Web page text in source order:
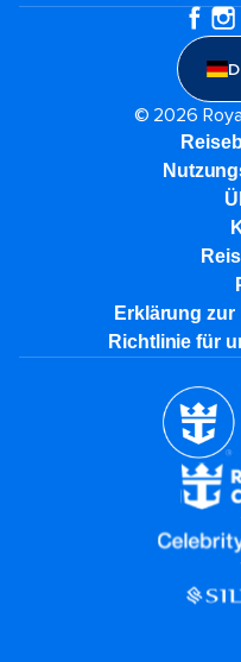
© 2026
Erklärung
Richtlinie für